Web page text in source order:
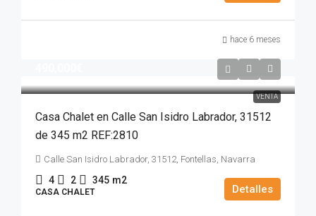
hace 6 meses
VENTA
Casa Chalet en Calle San Isidro Labrador, 31512
de 345 m2 REF:2810
Calle San Isidro Labrador, 31512, Fontellas, Navarra
4 2 345 m2
CASA CHALET Detalles